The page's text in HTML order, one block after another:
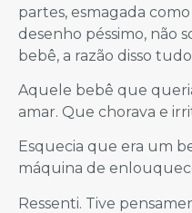
partes, esmagada
desenho péssimo, não
bebê, a razão disso
Aquele bebê que
amar. Que chorava e
Esquecia que era um
máquina de
Ressenti. Tive